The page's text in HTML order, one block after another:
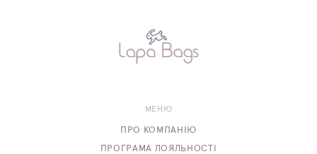
МЕНЮ
ПРО КОМПАНІЮ
ПРОГРАМА ЛОЯЛЬНОСТІ